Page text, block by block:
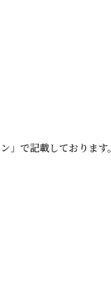
」で記載しております。